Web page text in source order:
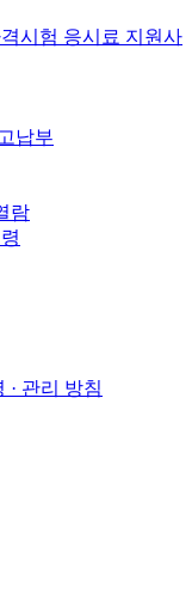
시험 응시료 지원사
납부
람
· 관리 방침